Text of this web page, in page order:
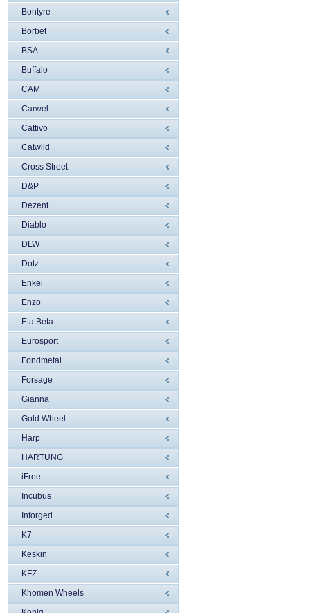
Bontyre
Borbet
BSA
Buffalo
CAM
Carwel
Cattivo
Catwild
Cross Street
D&P
Dezent
Diablo
DLW
Dotz
Enkei
Enzo
Eta Beta
Eurosport
Fondmetal
Forsage
Gianna
Gold Wheel
Harp
HARTUNG
iFree
Incubus
Inforged
K7
Keskin
KFZ
Khomen Wheels